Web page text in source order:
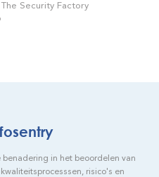
Security Factory
in het beoordelen van
risico's en